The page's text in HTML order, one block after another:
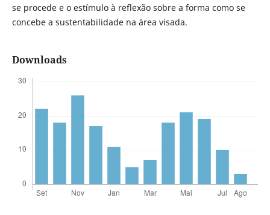
se procede e o estímulo à reflexão sobre a forma como se
concebe a sustentabilidade na área visada.
Downloads